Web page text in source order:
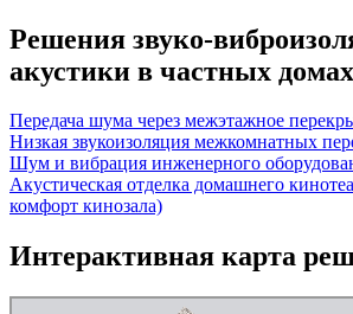
Решения звуко-
акустики в частных домах
Передача шума через межэтажное
Низкая звукоизоляция межкомнатных
Шум и вибрация инженерного
Акустическая отделка домашнего
комфорт кинозала)
Интерактивная карта